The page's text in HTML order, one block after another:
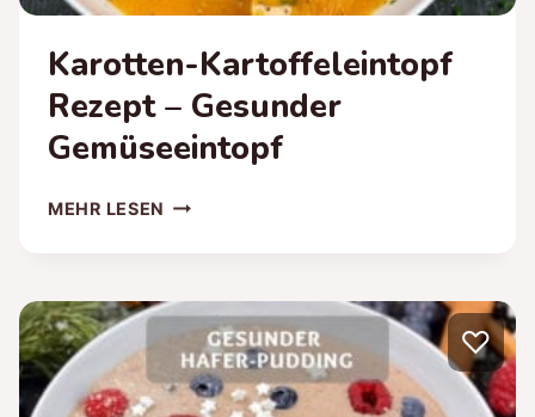
Karotten-Kartoffeleintopf
Rezept – Gesunder
Gemüseeintopf
MEHR LESEN KAROTTEN-
GESUNDER
GEMÜSEEINTOPF
♡